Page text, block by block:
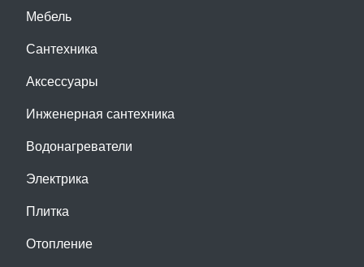
Мебель
Сантехника
Аксессуары
Инженерная сантехника
Водонагреватели
Электрика
Плитка
Отопление